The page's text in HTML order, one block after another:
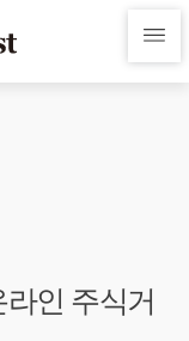
인 주식거